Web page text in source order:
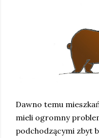
Dawno temu
mieli ogromny
podchodzącymi zbyt